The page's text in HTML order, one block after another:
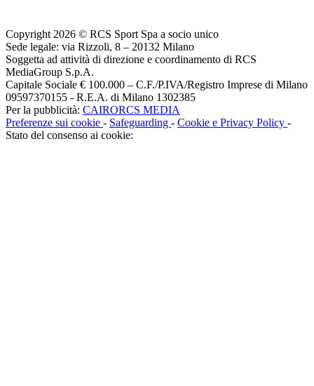
Copyright 2026 © RCS Sport Spa a socio unico
Sede legale: via Rizzoli, 8 – 20132 Milano
Soggetta ad attività di direzione e coordinamento di RCS
MediaGroup S.p.A.
Capitale Sociale € 100.000 – C.F./P.IVA/Registro Imprese di Milano
09597370155 - R.E.A. di Milano 1302385
Per la pubblicità: CAIRORCS MEDIA
Preferenze sui cookie - Safeguarding - Cookie e Privacy Policy -
Stato del consenso ai cookie: